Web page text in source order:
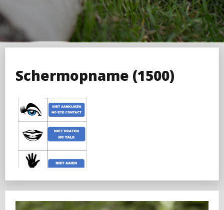
Schermopname (1500)